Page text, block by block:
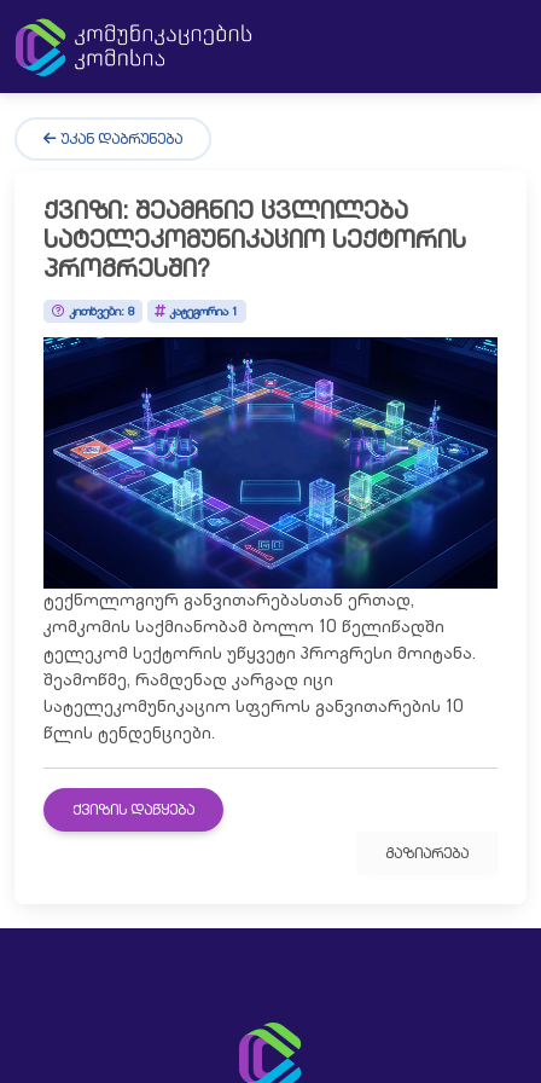
ᲣᲙᲐᲜ ᲓᲐᲑᲠᲣᲜᲔᲑᲐ
ᲥᲕᲘᲖᲘ: ᲨᲔᲐᲛᲩᲜᲘᲔ ᲪᲕᲚᲘᲚᲔᲑᲐ
ᲡᲐᲢᲔᲚᲔᲙᲝᲛᲣᲜᲘᲙᲐᲪᲘᲝ ᲡᲔᲥᲢᲝᲠᲘᲡ
ᲞᲠᲝᲒᲠᲔᲡᲨᲘ?
კითხვები: 8 კატეგორია 1
ტექნოლოგიურ განვითარებასთან ერთად,
კომკომის საქმიანობამ ბოლო 10 წელიწადში
ტელეკომ სექტორის უწყვეტი პროგრესი მოიტანა.
შეამოწმე, რამდენად კარგად იცი
სატელეკომუნიკაციო სფეროს განვითარების 10
წლის ტენდენციები.
ᲥᲕᲘᲖᲘᲡ ᲓᲐᲬᲧᲔᲑᲐ
ᲒᲐᲖᲘᲐᲠᲔᲑᲐ